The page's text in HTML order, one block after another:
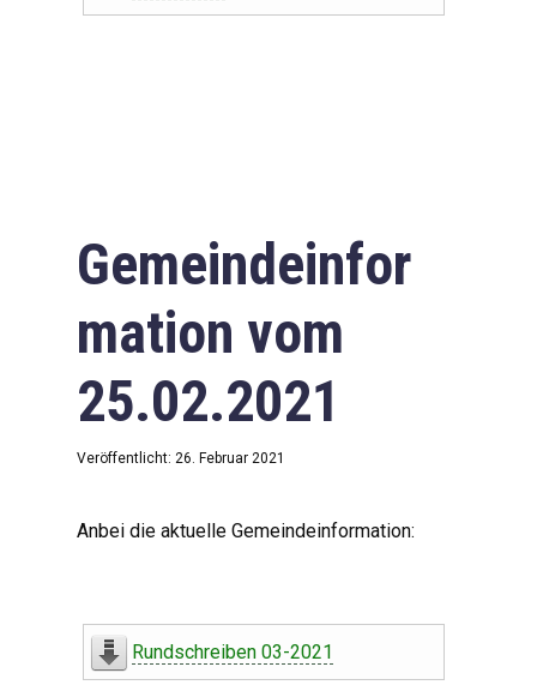
Downloads
Impressum
Datenschutzerklärung
Gemeindeinfor
mation vom
25.02.2021
Veröffentlicht: 26. Februar 2021
Anbei die aktuelle Gemeindeinformation:
Rundschreiben 03-2021